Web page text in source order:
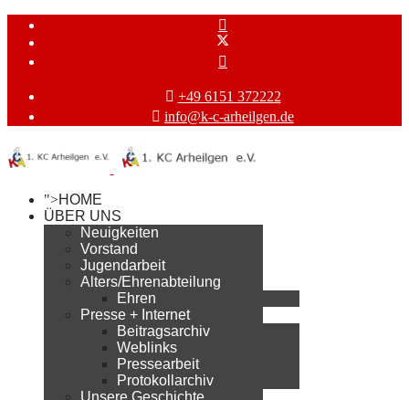
+49 6151 372222
info@k-c-arheilgen.de
">HOME
ÜBER UNS
Neuigkeiten
Vorstand
Jugendarbeit
Alters/Ehrenabteilung
Ehren
Presse + Internet
Beitragsarchiv
Weblinks
Pressearbeit
Protokollarchiv
Unsere Geschichte